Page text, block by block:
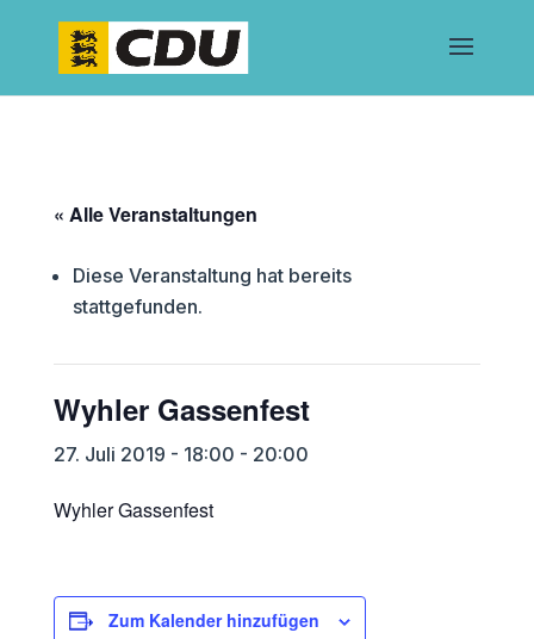
« Alle Veranstaltungen
Diese Veranstaltung hat bereits
stattgefunden.
Wyhler Gassenfest
27. Juli 2019 - 18:00 - 20:00
Wyhler Gassenfest
Zum Kalender hinzufügen